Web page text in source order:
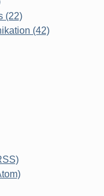
(22)
(42)